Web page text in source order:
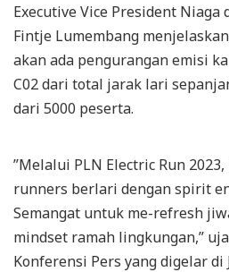
Executive Vice President Niaga
Fintje Lumembang
akan ada pengurangan emisi
C02 dari total jarak lari
dari 5000 peserta.
”Melalui PLN Electric Run
runners berlari dengan spirit
Semangat untuk me-refresh
mindset ramah lingkungan,”
Konferensi Pers yang digelar di